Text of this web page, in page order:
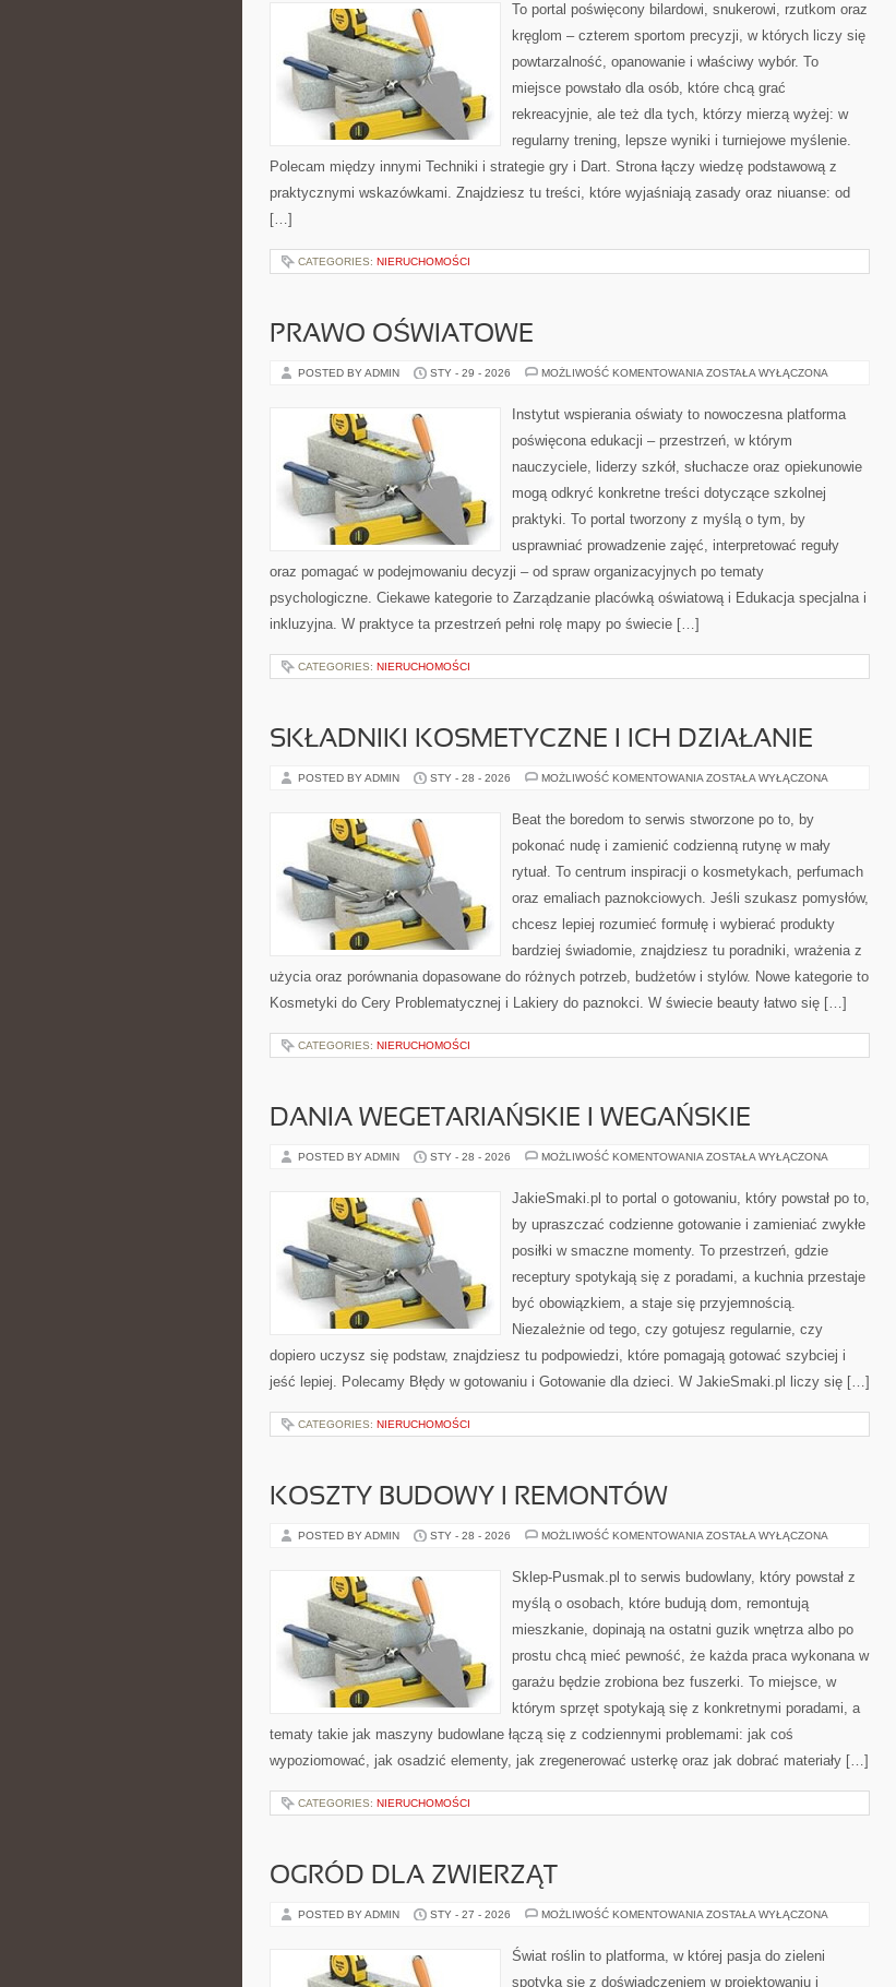
To portal poświęcony bilardowi, snukerowi, rzutkom oraz
kręglom – czterem sportom precyzji, w których liczy się
powtarzalność, opanowanie i właściwy wybór. To
miejsce powstało dla osób, które chcą grać
rekreacyjnie, ale też dla tych, którzy mierzą wyżej: w
regularny trening, lepsze wyniki i turniejowe myślenie.
Polecam między innymi Techniki i strategie gry i Dart. Strona łączy wiedzę podstawową z
praktycznymi wskazówkami. Znajdziesz tu treści, które wyjaśniają zasady oraz niuanse: od
[…]
CATEGORIES: NIERUCHOMOŚCI
PRAWO OŚWIATOWE
POSTED BY ADMIN STY - 29 - 2026 MOŻLIWOŚĆ KOMENTOWANIA PRAWO
ZOSTAŁA WYŁĄCZONA
Instytut wspierania oświaty to nowoczesna platforma
poświęcona edukacji – przestrzeń, w którym
nauczyciele, liderzy szkół, słuchacze oraz opiekunowie
mogą odkryć konkretne treści dotyczące szkolnej
praktyki. To portal tworzony z myślą o tym, by
usprawniać prowadzenie zajęć, interpretować reguły
oraz pomagać w podejmowaniu decyzji – od spraw organizacyjnych po tematy
psychologiczne. Ciekawe kategorie to Zarządzanie placówką oświatową i Edukacja specjalna i
inkluzyjna. W praktyce ta przestrzeń pełni rolę mapy po świecie […]
CATEGORIES: NIERUCHOMOŚCI
SKŁADNIKI KOSMETYCZNE I ICH DZIAŁANIE
POSTED BY ADMIN STY - 28 - 2026 MOŻLIWOŚĆ KOMENTOWANIA SKŁADNIKI
DZIAŁANIE
ZOSTAŁA WYŁĄCZONA
Beat the boredom to serwis stworzone po to, by
pokonać nudę i zamienić codzienną rutynę w mały
rytuał. To centrum inspiracji o kosmetykach, perfumach
oraz emaliach paznokciowych. Jeśli szukasz pomysłów,
chcesz lepiej rozumieć formułę i wybierać produkty
bardziej świadomie, znajdziesz tu poradniki, wrażenia z
użycia oraz porównania dopasowane do różnych potrzeb, budżetów i stylów. Nowe kategorie to
Kosmetyki do Cery Problematycznej i Lakiery do paznokci. W świecie beauty łatwo się […]
CATEGORIES: NIERUCHOMOŚCI
DANIA WEGETARIAŃSKIE I WEGAŃSKIE
POSTED BY ADMIN STY - 28 - 2026 MOŻLIWOŚĆ KOMENTOWANIA DANIA
WEGAŃSKIE
ZOSTAŁA WYŁĄCZONA
JakieSmaki.pl to portal o gotowaniu, który powstał po to,
by upraszczać codzienne gotowanie i zamieniać zwykłe
posiłki w smaczne momenty. To przestrzeń, gdzie
receptury spotykają się z poradami, a kuchnia przestaje
być obowiązkiem, a staje się przyjemnością.
Niezależnie od tego, czy gotujesz regularnie, czy
dopiero uczysz się podstaw, znajdziesz tu podpowiedzi, które pomagają gotować szybciej i
jeść lepiej. Polecamy Błędy w gotowaniu i Gotowanie dla dzieci. W JakieSmaki.pl liczy się […]
CATEGORIES: NIERUCHOMOŚCI
KOSZTY BUDOWY I REMONTÓW
POSTED BY ADMIN STY - 28 - 2026 MOŻLIWOŚĆ KOMENTOWANIA KOSZTY
REMONTÓW
ZOSTAŁA WYŁĄCZONA
Sklep-Pusmak.pl to serwis budowlany, który powstał z
myślą o osobach, które budują dom, remontują
mieszkanie, dopinają na ostatni guzik wnętrza albo po
prostu chcą mieć pewność, że każda praca wykonana w
garażu będzie zrobiona bez fuszerki. To miejsce, w
którym sprzęt spotykają się z konkretnymi poradami, a
tematy takie jak maszyny budowlane łączą się z codziennymi problemami: jak coś
wypoziomować, jak osadzić elementy, jak zregenerować usterkę oraz jak dobrać materiały […]
CATEGORIES: NIERUCHOMOŚCI
OGRÓD DLA ZWIERZĄT
POSTED BY ADMIN STY - 27 - 2026 MOŻLIWOŚĆ KOMENTOWANIA OGRÓD
ZOSTAŁA WYŁĄCZONA
Świat roślin to platforma, w której pasja do zieleni
spotyka się z doświadczeniem w projektowaniu i